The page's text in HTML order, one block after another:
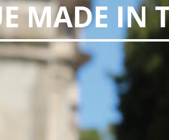
MADE IN